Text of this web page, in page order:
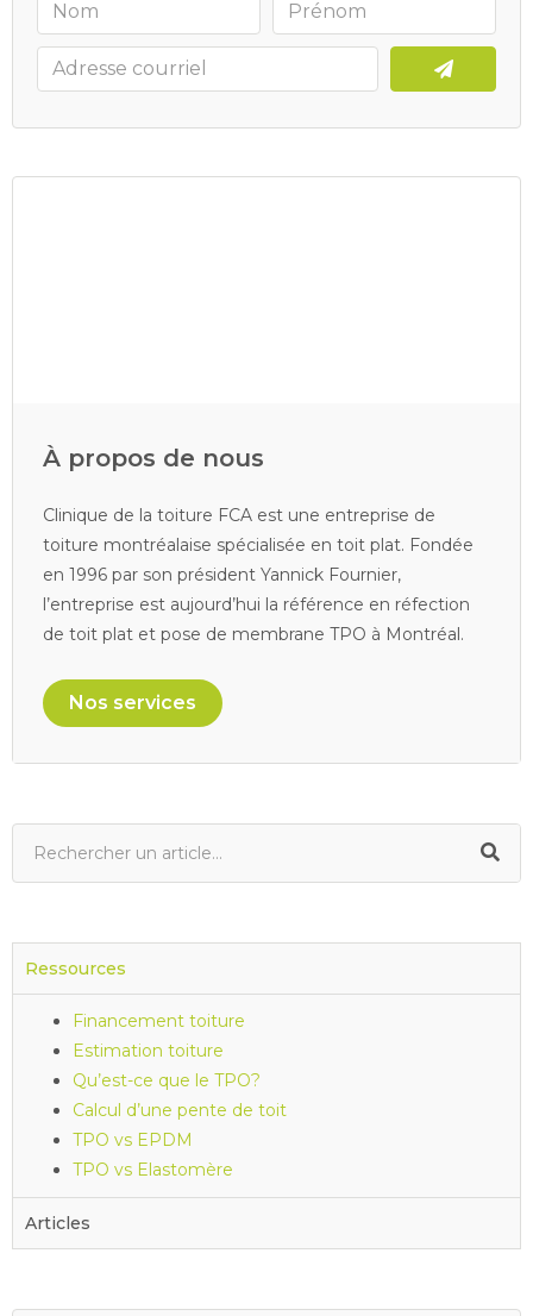
À propos de nous
Clinique de la toiture FCA est une entreprise de
toiture montréalaise spécialisée en toit plat. Fondée
en 1996 par son président Yannick Fournier,
l’entreprise est aujourd’hui la référence en réfection
de toit plat et pose de membrane TPO à Montréal.
Nos services
Ressources
Financement toiture
Estimation toiture
Qu’est-ce que le TPO?
Calcul d’une pente de toit
TPO vs EPDM
TPO vs Elastomère
Articles